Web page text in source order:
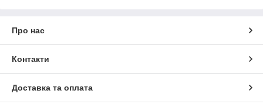
Про нас
Контакти
Доставка та оплата